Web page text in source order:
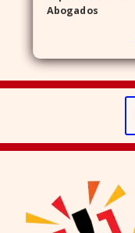
Abogados